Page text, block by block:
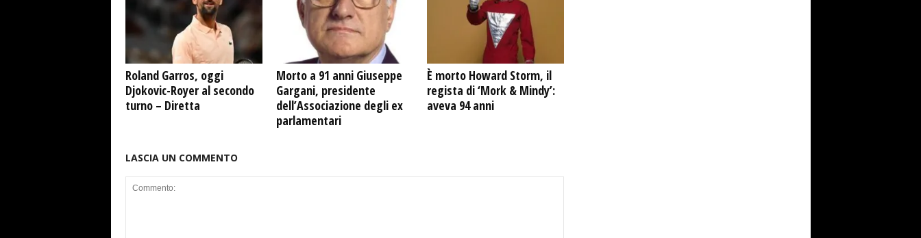
Roland Garros, oggi
Djokovic-Royer al secondo
turno – Diretta
Morto a 91 anni Giuseppe
Gargani, presidente
dell’Associazione degli ex
parlamentari
È morto Howard Storm, il
regista di ‘Mork & Mindy’:
aveva 94 anni
LASCIA UN COMMENTO